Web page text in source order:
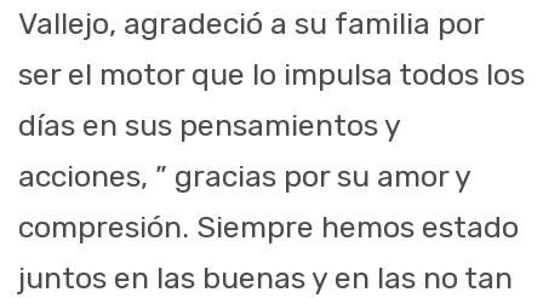
Vallejo, agradeció a su familia por
ser el motor que lo impulsa todos los
días en sus pensamientos y
acciones, ” gracias por su amor y
compresión. Siempre hemos estado
juntos en las buenas y en las no tan